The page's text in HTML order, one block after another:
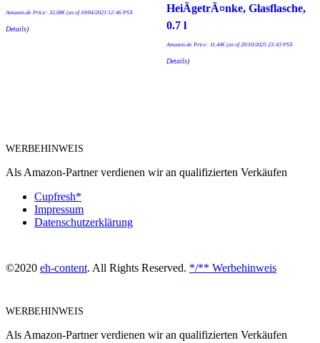
Amazon.de Price: 32,08€(as of 10/04/2023 12:46 PST-
Details)
HeiÃgetrÃ¤nke, Glasflasche,
0.7 l
Amazon.de Price: 11,44€(as of 20/10/2025 23:43 PST-
Details)
WERBEHINWEIS
Als Amazon-Partner verdienen wir an qualifizierten Verkäufen
Cupfresh*
Impressum
Datenschutzerklärung
©2020 eh-content. All Rights Reserved. */** Werbehinweis
WERBEHINWEIS
Als Amazon-Partner verdienen wir an qualifizierten Verkäufen